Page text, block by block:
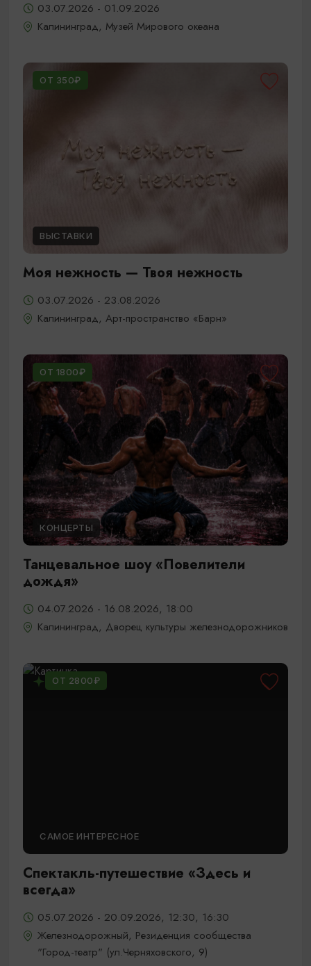
03.07.2026 - 01.09.2026
Калининград, Музей Мирового океана
ОТ 350₽
ВЫСТАВКИ
Моя нежность — Твоя нежность
03.07.2026 - 23.08.2026
Калининград, Арт-пространство «Барн»
ОТ 1800₽
КОНЦЕРТЫ
Танцевальное шоу «Повелители
дождя»
04.07.2026 - 16.08.2026, 18:00
Калининград, Дворец культуры железнодорожников
ОТ 2800₽
САМОЕ ИНТЕРЕСНОЕ
Спектакль-путешествие «Здесь и
всегда»
05.07.2026 - 20.09.2026, 12:30, 16:30
Железнодорожный, Резиденция сообщества
"Город-театр" (ул.Черняховского, 9)